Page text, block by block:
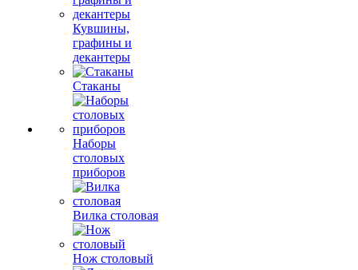
Кувшины,
графины и
декантеры
Стаканы
Наборы
столовых
приборов
Вилка столовая
Нож столовый